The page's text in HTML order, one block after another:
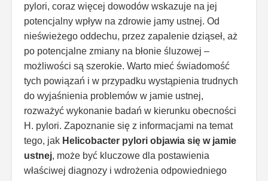
pylori, coraz więcej dowodów wskazuje na jej
potencjalny wpływ na zdrowie jamy ustnej. Od
nieświeżego oddechu, przez zapalenie dziąseł, aż
po potencjalne zmiany na błonie śluzowej –
możliwości są szerokie. Warto mieć świadomość
tych powiązań i w przypadku wystąpienia trudnych
do wyjaśnienia problemów w jamie ustnej,
rozważyć wykonanie badań w kierunku obecności
H. pylori. Zapoznanie się z informacjami na temat
tego, jak Helicobacter pylori objawia się w jamie
ustnej, może być kluczowe dla postawienia
właściwej diagnozy i wdrożenia odpowiedniego